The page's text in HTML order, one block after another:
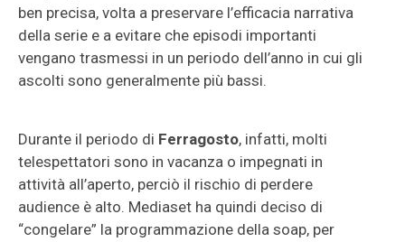
ben precisa, volta a preservare l’efficacia narrativa
della serie e a evitare che episodi importanti
vengano trasmessi in un periodo dell’anno in cui gli
ascolti sono generalmente più bassi.
Durante il periodo di Ferragosto, infatti, molti
telespettatori sono in vacanza o impegnati in
attività all’aperto, perciò il rischio di perdere
audience è alto. Mediaset ha quindi deciso di
“congelare” la programmazione della soap, per